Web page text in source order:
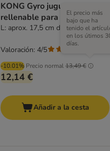
KONG Gyro juguete
rellenable para perros
L: aprox. 17,5 cm de diámetro
-10.01% Precio normal13,49 €
El precio más
bajo que ha
tenido el
en los útimos
días.
12,14 €
Valoración: 4/5
Añadir a la cesta